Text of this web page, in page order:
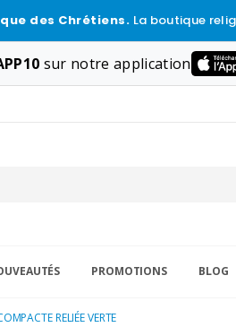
des Chrétiens. La boutique
sur notre application
PROMOTIONS BLOG
RELIÉE VERTE